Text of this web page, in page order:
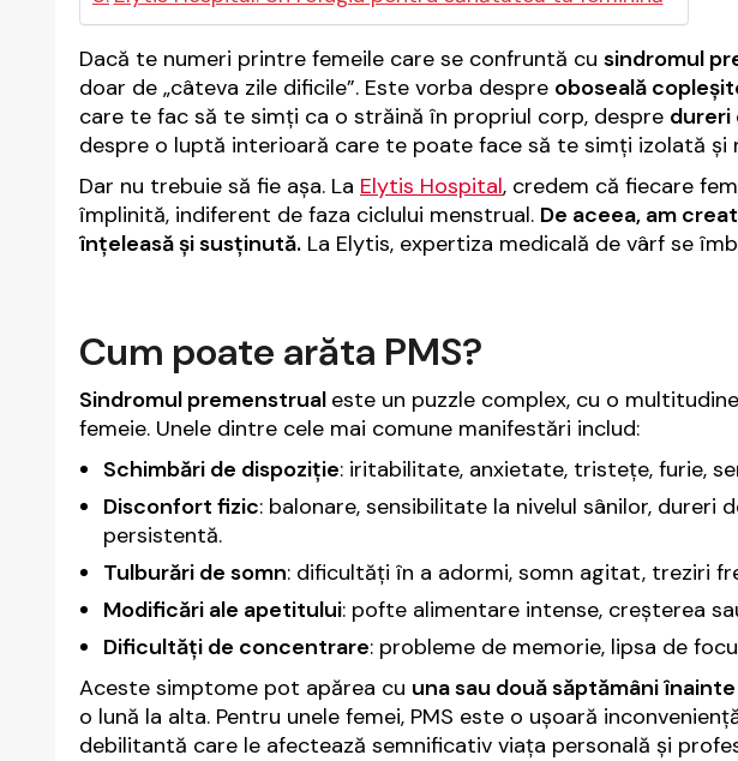
Dacă te numeri printre femeile care se confruntă cu sindromul
doar de „câteva zile dificile”. Este vorba despre oboseală
care te fac să te simți ca o străină în propriul corp, despre dureri
despre o luptă interioară care te poate face să te simți izolată și
Dar nu trebuie să fie așa. La Elytis Hospital, credem că fiecare
împlinită, indiferent de faza ciclului menstrual. De aceea, am
înțeleasă și susținută. La Elytis, expertiza medicală de vârf se
Cum poate arăta PMS?
Sindromul premenstrual este un puzzle complex, cu o
femeie. Unele dintre cele mai comune manifestări includ:
Schimbări de dispoziție: iritabilitate, anxietate, tristețe, furie,
Disconfort fizic: balonare, sensibilitate la nivelul sânilor, dureri
persistentă.
Tulburări de somn: dificultăți în a adormi, somn agitat, treziri
Modificări ale apetitului: pofte alimentare intense, creșterea
Dificultăți de concentrare: probleme de memorie, lipsa de
Aceste simptome pot apărea cu una sau două săptămâni
o lună la alta. Pentru unele femei, PMS este o ușoară
debilitantă care le afectează semnificativ viața personală și